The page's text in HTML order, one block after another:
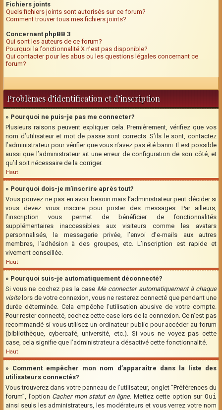
Fichiers joints
Quels fichiers joints sont autorisés sur ce forum?
Comment trouver tous mes fichiers joints?
Concernant phpBB 3
Qui sont les auteurs de ce forum?
Pourquoi la fonctionnalité X n’est pas disponible?
Qui contacter pour les abus ou les questions légales concernant ce
forum?
Problèmes d’identification et d’inscription
» Pourquoi ne puis-je pas me connecter?
Plusieurs raisons peuvent expliquer cela. Premièrement, vérifiez que vos
nom d’utilisateur et mot de passe sont corrects. S’ils le sont, contactez
l’administrateur pour vérifier que vous n’avez pas été banni. Il est possible
aussi que l’administrateur ait une erreur de configuration de son côté, et
qu’il soit nécessaire de la corriger.
Haut
» Pourquoi dois-je m’inscrire après tout?
Vous pouvez ne pas en avoir besoin mais l’administrateur peut décider si
vous devez vous inscrire pour poster des messages. Par ailleurs,
l’inscription vous permet de bénéficier de fonctionnalités
supplémentaires inaccessibles aux visiteurs comme les avatars
personnalisés, la messagerie privée, l’envoi d’e-mails aux autres
membres, l’adhésion à des groupes, etc. L’inscription est rapide et
vivement conseillée.
Haut
» Pourquoi suis-je automatiquement déconnecté?
Si vous ne cochez pas la case Me connecter automatiquement à chaque
visitelors de votre connexion, vous ne resterez connecté que pendant une
durée déterminée. Cela empêche l’utilisation abusive de votre compte.
Pour rester connecté, cochez cette case lors de la connexion. Ce n’est pas
recommandé si vous utilisez un ordinateur public pour accéder au forum
(bibliothèque, cybercafé, université, etc.). Si vous ne voyez pas cette
case, cela signifie que l’administrateur a désactivé cette fonctionnalité.
Haut
» Comment empêcher mon nom d’apparaître dans la liste des
utilisateurs connectés?
Vous trouverez dans votre panneau de l’utilisateur, onglet “Préférences du
forum”, l’option Cacher mon statut en ligne. Mettez cette option surOui
ainsi seuls les administrateurs, les modérateurs et vous verrez votre nom